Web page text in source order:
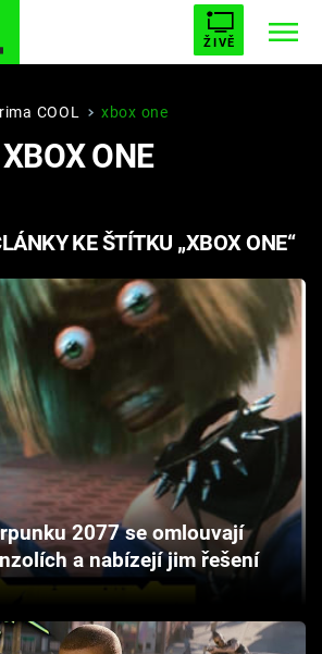
ŽIVĚ
BUFFY, PŘEMOŽITELKA UPÍRŮ
AVENGERS 5
COOL xbox one
XBOX ONE
KE ŠTÍTKU „XBOX ONE“
2077 se omlouvají
a nabízejí jim řešení